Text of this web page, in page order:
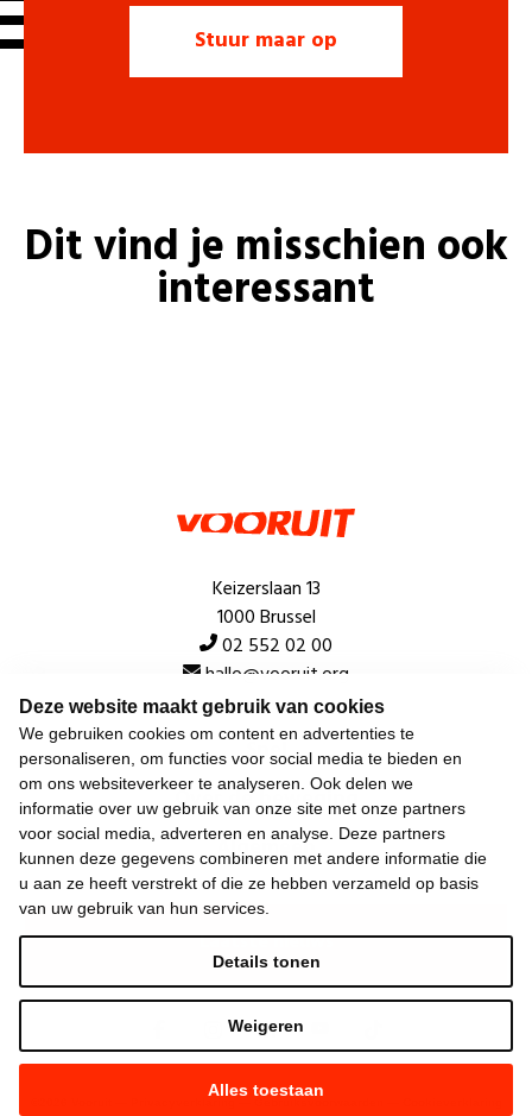
Deze website maakt gebruik van cookies
We gebruiken cookies om content en advertenties te
personaliseren, om functies voor social media te bieden en
om ons websiteverkeer te analyseren. Ook delen we
informatie over uw gebruik van onze site met onze partners
voor social media, adverteren en analyse. Deze partners
kunnen deze gegevens combineren met andere informatie die
u aan ze heeft verstrekt of die ze hebben verzameld op basis
van uw gebruik van hun services.
Alles toestaan
Weigeren
Details tonen
Dit vind je misschien ook
interessant
Keizerslaan 13
1000 Brussel
02 552 02 00
hallo@vooruit.org
Snel
Over de beweging
Algemeen
Laatste nieuws